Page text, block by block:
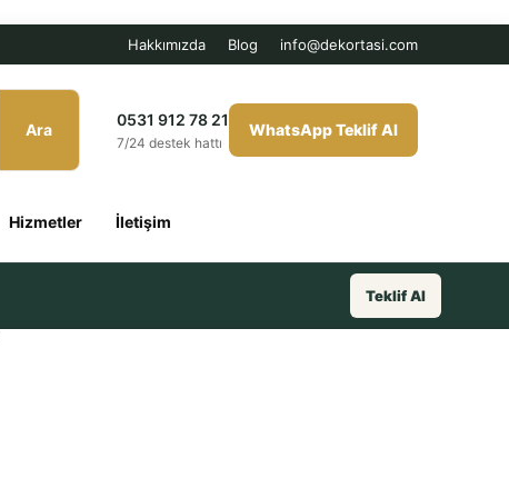
Hakkımızda Blog info@dekortasi.com
Ara
0531 912 78 21
7/24 destek hattı
WhatsApp Teklif Al
Hizmetler İletişim
Teklif Al